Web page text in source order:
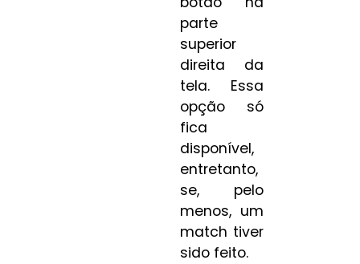
parte
superior
direita da
tela. Essa
opção só
fica
disponível,
entretanto,
se, pelo
menos, um
match tiver
sido feito.